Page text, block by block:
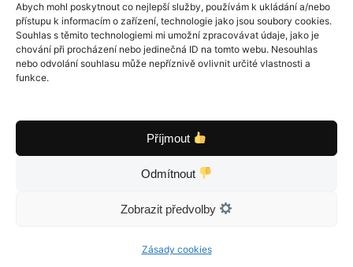
Abych mohl poskytnout co nejlepší služby, používám k ukládání a/nebo
přístupu k informacím o zařízení, technologie jako jsou soubory cookies.
Souhlas s těmito technologiemi mi umožní zpracovávat údaje, jako je
chování při procházení nebo jedinečná ID na tomto webu. Nesouhlas
nebo odvolání souhlasu může nepříznivě ovlivnit určité vlastnosti a
funkce.
Příjmout
Odmítnout
Zobrazit předvolby
Zásady cookies
Jak na iMovie
Boomer AI
Vytvořeno s láskou na počítačích 